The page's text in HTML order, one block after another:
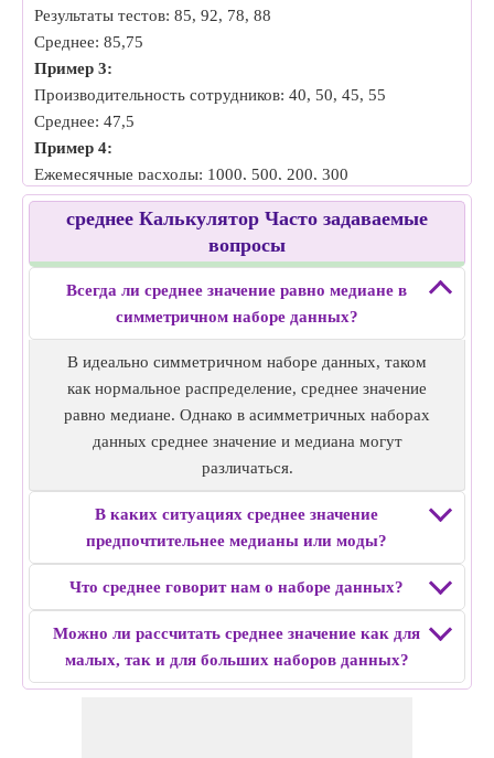
Среднее значение помогает компаниям понимать
предпочтения клиентов, уровни удовлетворенности и
рыночные тенденции, формируя маркетинговые
стратегии и разработку продуктов.
Результаты тестов: 85, 92, 78, 88
Среднее: 85,75
Пример 3:
Производительность сотрудников: 40, 50, 45, 55
Среднее: 47,5
Пример 4:
Ежемесячные расходы: 1000, 500, 200, 300
Среднее: 500
Пример 5:
Опрос Рейтинги: 45, 40, 38, 42
среднее Калькулятор Часто задаваемые
вопросы
Всегда ли среднее значение равно медиане в
симметричном наборе данных?
В идеально симметричном наборе данных, таком
как нормальное распределение, среднее значение
равно медиане. Однако в асимметричных наборах
данных среднее значение и медиана могут
различаться.
В каких ситуациях среднее значение
предпочтительнее медианы или моды?
Что среднее говорит нам о наборе данных?
Можно ли рассчитать среднее значение как для
малых, так и для больших наборов данных?